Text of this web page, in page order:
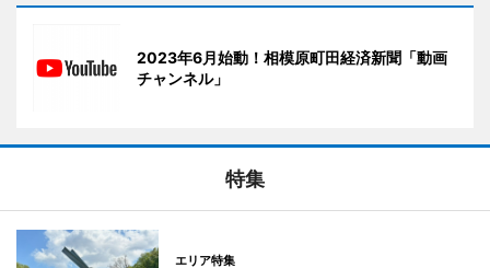
2023年6月始動！相模原町田経済新聞「動画
チャンネル」
特集
エリア特集